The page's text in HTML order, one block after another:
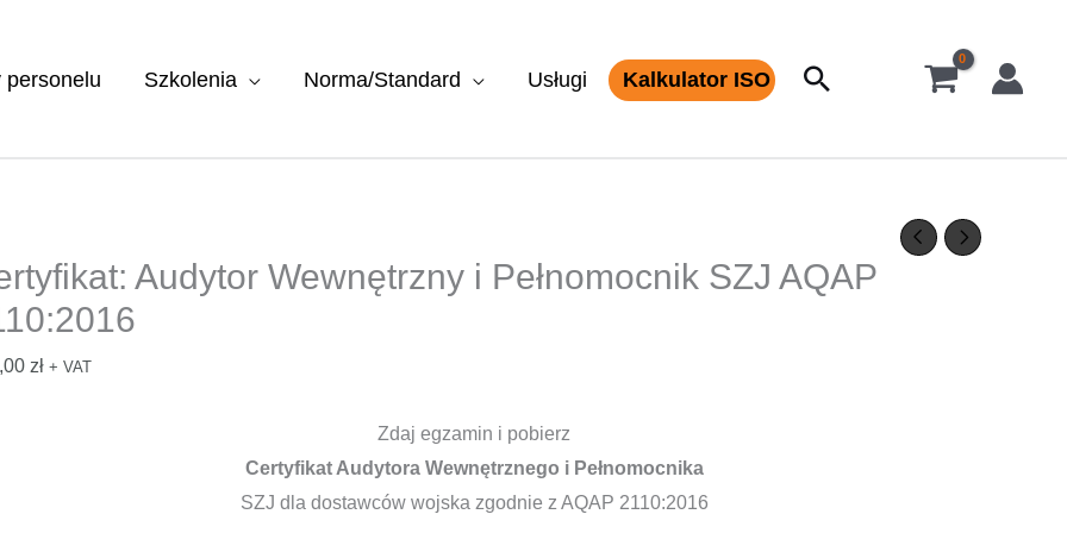
personelu Szkolenia Norma/Standard Usługi Kalkulator ISO Szukaj
Audytor Wewnętrzny i Pełnomocnik SZJ AQAP
zł + VAT
Zdaj egzamin i pobierz
Certyfikat Audytora Wewnętrznego i Pełnomocnika
SZJ dla dostawców wojska zgodnie z AQAP 2110:2016